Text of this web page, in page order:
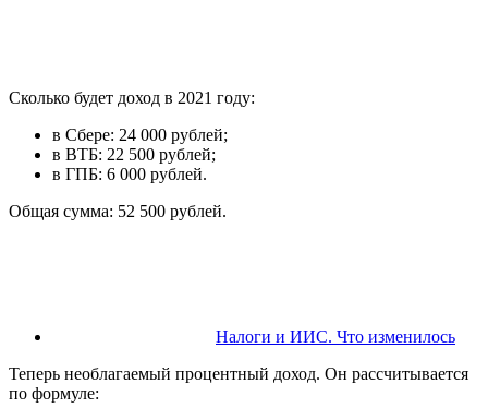
Сколько будет доход в 2021 году:
в Сбере: 24 000 рублей;
в ВТБ: 22 500 рублей;
в ГПБ: 6 000 рублей.
Общая сумма: 52 500 рублей.
Налоги и ИИС. Что изменилось
Теперь необлагаемый процентный доход. Он рассчитывается
по формуле: